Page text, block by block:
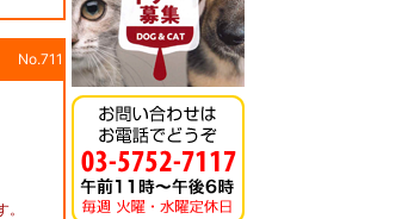
No.711